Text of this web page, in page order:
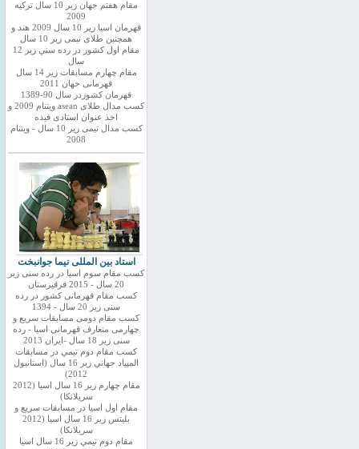
مقام هفتم جهان زیر 10 سال ترکیه
2009
قهرمان اسيا زیر 10 سال 2009 هند و
همچنین طلای تیمی زیر 10 سال
مقام اول كشور در رده سني زير 12
سال
مقام چهارم مسابقات زیر 14 سال
قهرمانی جهان 2011
قهرمان کشوردر سال 90-1389
کسب مدال طلای asean ویتنام 2009 و
اخذ عنوان استادی فیده
کسب مدال تیمی زیر 10 سال - ویتنام
2008
استاد بین المللی نیما جوانبخت
کسب مقام سوم اسیا در رده سنی زیر
20 سال - 2015 قرقیزستان
کسب مقام قهرمانی کشور در رده
سنی زیر 20 سال - 1394
کسب مقام دومی مسابقات سریع و
چهارمی متعارف قهرمانی اسیا - رده
سنی زیر 18 سال -ایران 2013
كسب مقام دوم تيمي در مسابقات
المپياد جهاني زير 16 سال (استانبول
2012)
مقام چهارم زير 16 سال اسيا (2012
سريلانكا)
مقام اول اسيا در مسابقات سريع و
بليتس زير 16 سال اسيا (2012
سريلانكا)
مقام دوم تيمي زير 16 سال اسيا